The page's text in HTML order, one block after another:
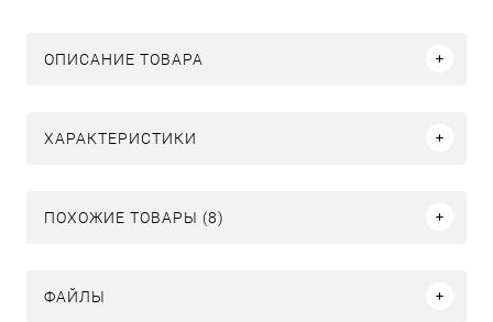
ОПИСАНИЕ ТОВАРА
ХАРАКТЕРИСТИКИ
ПОХОЖИЕ ТОВАРЫ (8)
ФАЙЛЫ